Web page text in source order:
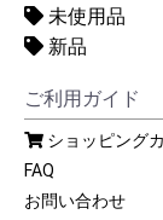
未使用品
新品
ご利用ガイド
ショッピング
FAQ
お問い合わせ